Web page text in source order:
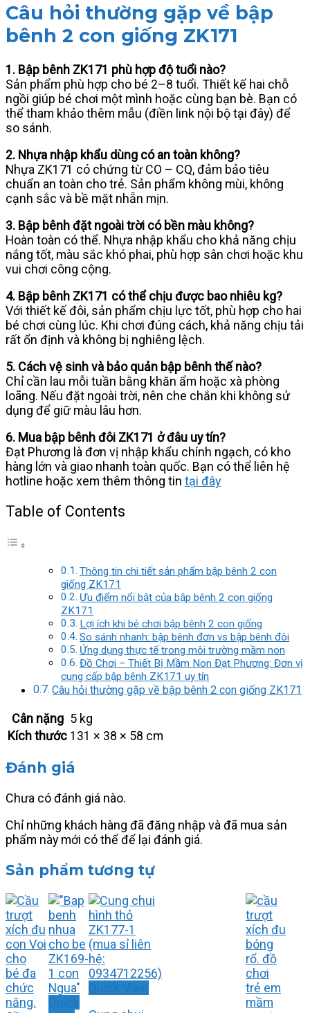
Câu hỏi thường gặp về bập
bênh 2 con giống ZK171
1. Bập bênh ZK171 phù hợp độ tuổi nào?
Sản phẩm phù hợp cho bé 2–8 tuổi. Thiết kế hai chỗ
ngồi giúp bé chơi một mình hoặc cùng bạn bè. Bạn có
thể tham khảo thêm mẫu (điền link nội bộ tại đây) để
so sánh.
2. Nhựa nhập khẩu dùng có an toàn không?
Nhựa ZK171 có chứng từ CO – CQ, đảm bảo tiêu
chuẩn an toàn cho trẻ. Sản phẩm không mùi, không
cạnh sắc và bề mặt nhẵn mịn.
3. Bập bênh đặt ngoài trời có bền màu không?
Hoàn toàn có thể. Nhựa nhập khẩu cho khả năng chịu
nắng tốt, màu sắc khó phai, phù hợp sân chơi hoặc khu
vui chơi công cộng.
4. Bập bênh ZK171 có thể chịu được bao nhiêu kg?
Với thiết kế đôi, sản phẩm chịu lực tốt, phù hợp cho hai
bé chơi cùng lúc. Khi chơi đúng cách, khả năng chịu tải
rất ổn định và không bị nghiêng lệch.
5. Cách vệ sinh và bảo quản bập bênh thế nào?
Chỉ cần lau mỗi tuần bằng khăn ẩm hoặc xà phòng
loãng. Nếu đặt ngoài trời, nên che chắn khi không sử
dụng để giữ màu lâu hơn.
6. Mua bập bênh đôi ZK171 ở đâu uy tín?
Đạt Phương là đơn vị nhập khẩu chính ngạch, có kho
hàng lớn và giao nhanh toàn quốc. Bạn có thể liên hệ
hotline hoặc xem thêm thông tin tại đây
Table of Contents
Thông tin chi tiết sản phẩm bập bênh 2 con
giống ZK171
Ưu điểm nổi bật của bập bênh 2 con giống
ZK171
Lợi ích khi bé chơi bập bênh 2 con giống
So sánh nhanh: bập bênh đơn vs bập bênh đôi
Ứng dụng thực tế trong môi trường mầm non
Đồ Chơi – Thiết Bị Mầm Non Đạt Phương: Đơn vị
cung cấp bập bênh ZK171 uy tín
Câu hỏi thường gặp về bập bênh 2 con giống ZK171
Cân nặng 5 kg
Kích thước 131 × 38 × 58 cm
Đánh giá
Chưa có đánh giá nào.
Chỉ những khách hàng đã đăng nhập và đã mua sản
phẩm này mới có thể để lại đánh giá.
Sản phẩm tương tự